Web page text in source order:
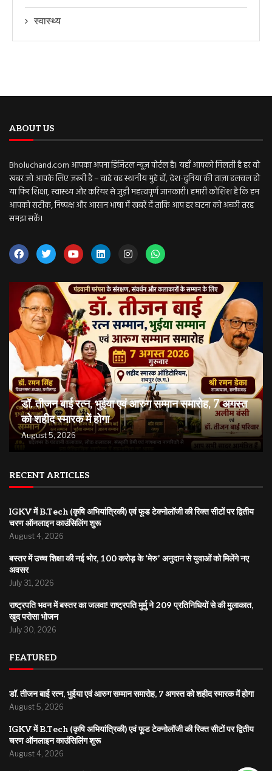
स्वास्थ्य
ABOUT US
Bholuchand.com आपका अपना डिजिटल न्यूज़ पोर्टल है। यहाँ आपको मिलती है हर वो
खबर जो आपके लिए ज़रूरी है – चाहे वह स्थानीय मुद्दे हों, देश-दुनिया की ताज़ा हलचल हो
या फिर शिक्षा, स्वास्थ्य और करियर से जुड़ी महत्वपूर्ण जानकारी। हमारी कोशिश है कि हम
आपको सटीक, निष्पक्ष और आसान भाषा में खबरें दें ताकि आप हर घटना को अच्छी तरह
समझ सकें।
डॉ. तीजन बाई रत्न, भुईया एवं आरुग सम्मान समारोह, 7 अगस्त
को शहीद स्मारक में होगा
August 5, 2026
RECENT ARTICLES
IGKV में B.Tech (कृषि अभियांत्रिकी) एवं फूड टेक्नोलॉजी की रिक्त सीटों पर द्वितीय
चरण ऑनलाइन काउंसिलिंग शुरू
August 4, 2026
बस्तर में उच्च शिक्षा की नई भोर, 100 करोड़ के ‘मेरु’ अनुदान से युवाओं को मिलेंगे नए
अवसर
July 31, 2026
राष्ट्रपति भवन में बस्तर का जलवा! राष्ट्रपति मुर्मु ने 209 प्रतिनिधियों से की मुलाकात,
खुद परोसा भोजन
July 30, 2026
FEATURED
डॉ. तीजन बाई रत्न, भुईया एवं आरुग सम्मान समारोह, 7 अगस्त को शहीद स्मारक में होगा
August 5, 2026
IGKV में B.Tech (कृषि अभियांत्रिकी) एवं फूड टेक्नोलॉजी की रिक्त सीटों पर द्वितीय
चरण ऑनलाइन काउंसिलिंग शुरू
August 4, 2026